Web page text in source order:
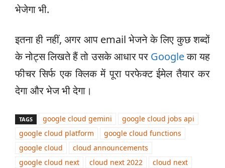
भेजेगा भी.
इतना ही नहीं, अगर आप email भेजने के लिए कुछ शब्दों
के नोट्स लिखते हैं तो उसके आधार पर Googleका यह
फीचर सिर्फ एक क्लिक में पूरा परफेक्ट ईमेल तैयार कर
देगा और भेज भी देगा।
TAGS google cloud gemini
google cloud jobs api
google cloud platform
google cloud functions
google cloud
cloud announcements
google cloud next
cloud next 2022
cloud next